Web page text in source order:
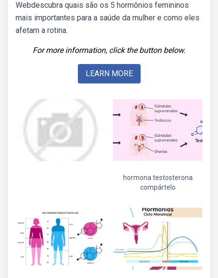
Webdescubra quais são os 5 hormônios femininos
mais importantes para a saúde da mulher e como eles
afetam a rotina.
For more information, click the button below.
LEARN MORE
hormona testosterona
compártelo